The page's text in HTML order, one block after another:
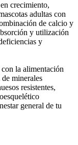
crecimiento,
adultas con
de calcio y
y utilización
y
la alimentación
minerales
resistentes,
general de tu